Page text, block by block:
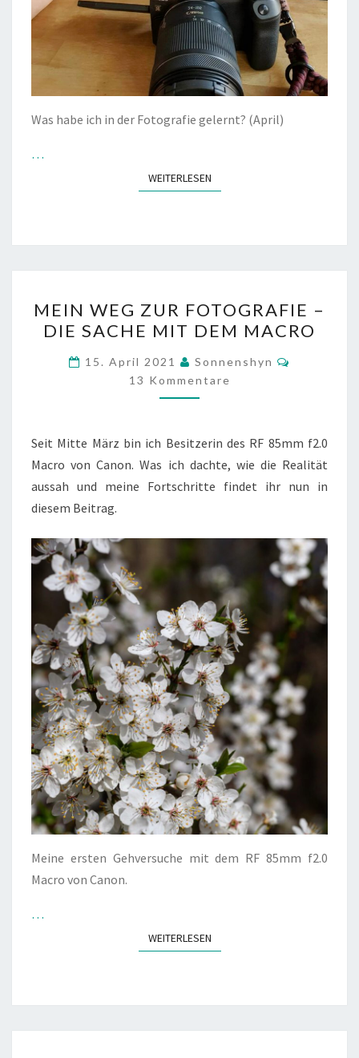
Was habe ich in der Fotografie gelernt? (April)
…
WEITERLESENWEITERLESEN
WEG
ZUR
FOTOGRAFIE
–
DIE
MIT
DEM
MACRO
MEIN WEG ZUR FOTOGRAFIE –
DIE SACHE MIT DEM MACRO
15. April 2021 Sonnenshyn
13 Kommentare
Seit Mitte März bin ich Besitzerin des RF 85mm f2.0
Macro von Canon. Was ich dachte, wie die Realität
aussah und meine Fortschritte findet ihr nun in
diesem Beitrag.
Meine ersten Gehversuche mit dem RF 85mm f2.0
Macro von Canon.
…
WEITERLESENWEITERLESEN